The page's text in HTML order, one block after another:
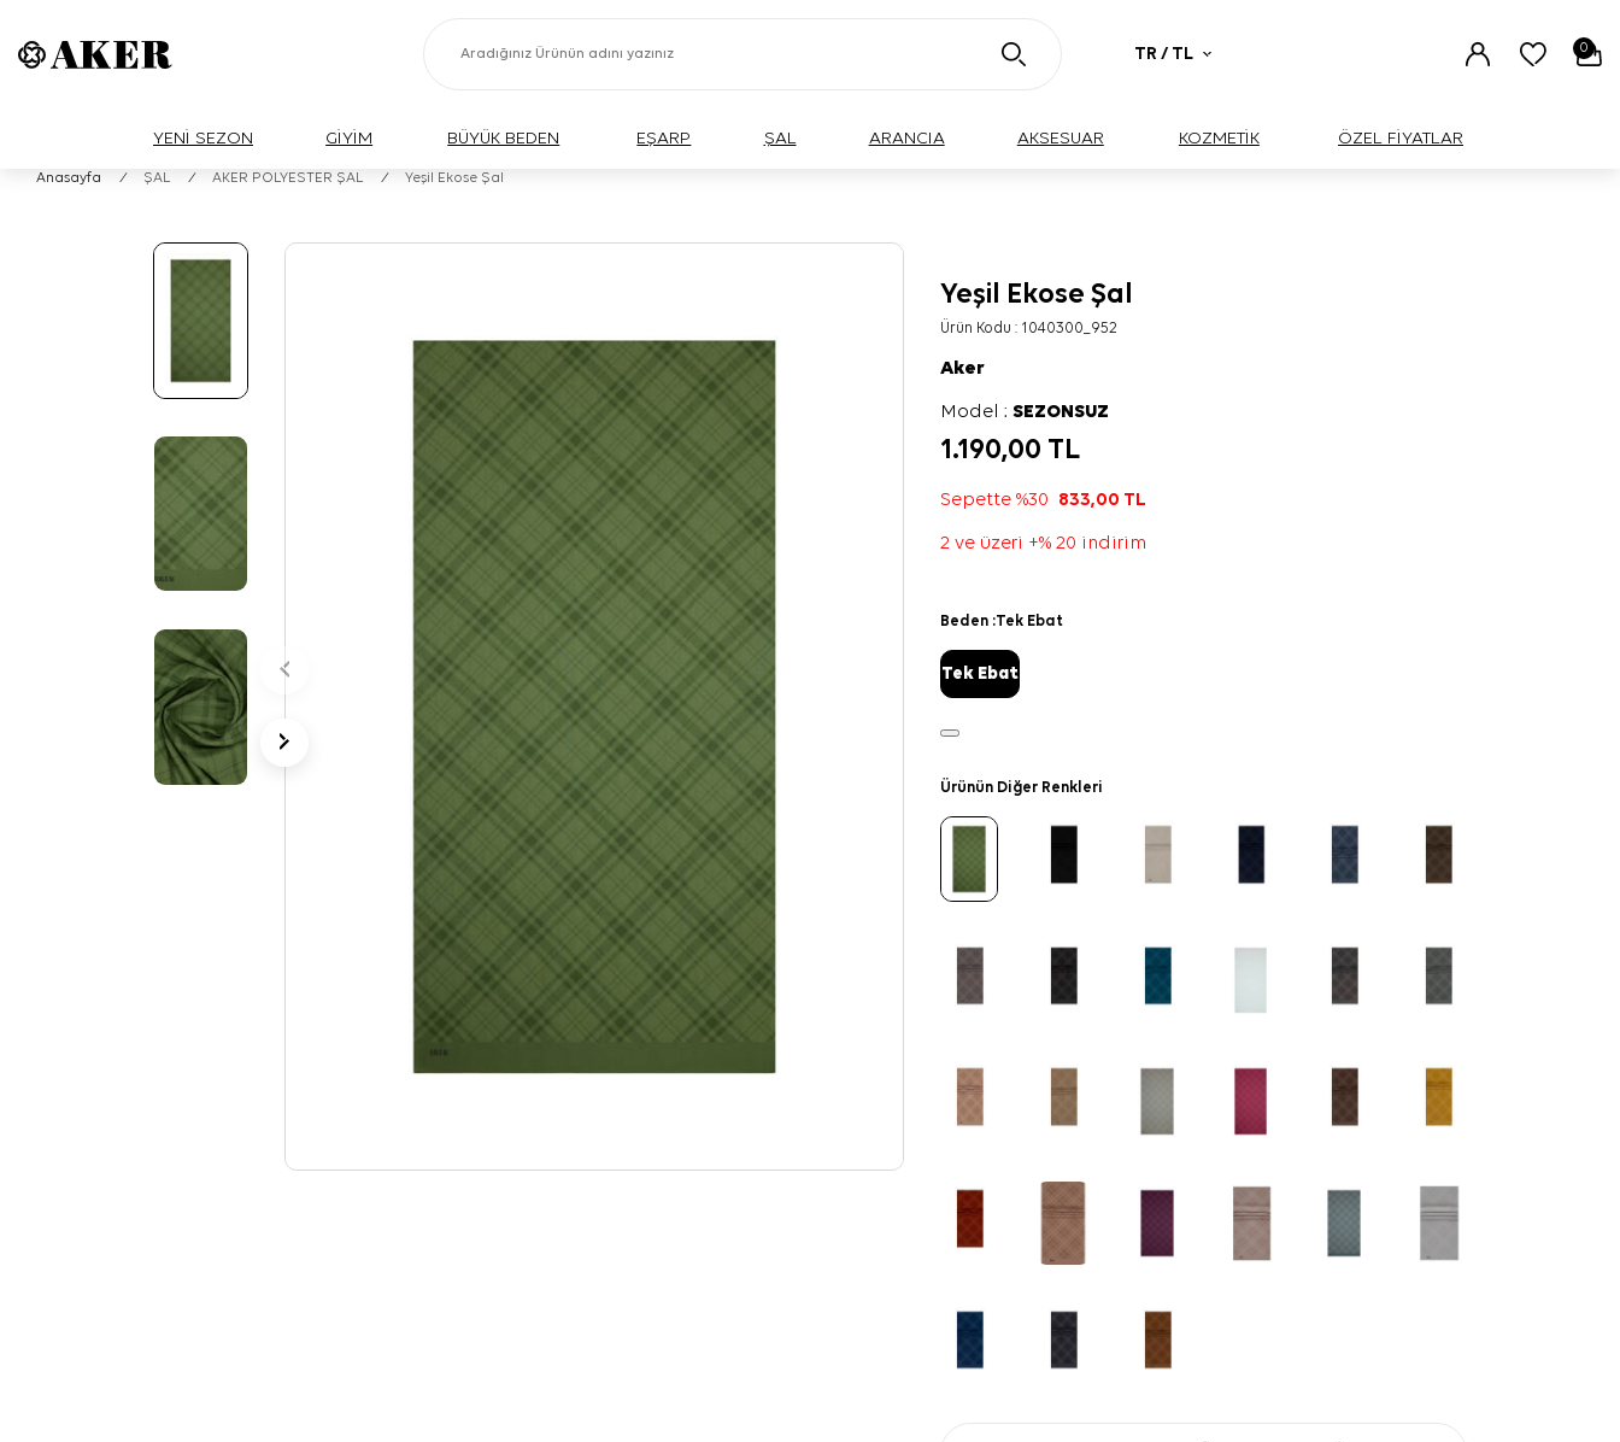
TR / TL 0
YENİ SEZON GİYİM BÜYÜK BEDEN EŞARP ŞAL ARANCIA AKSESUAR KOZMETİK ÖZEL FİYATLAR
Anasayfa / ŞAL / AKER POLYESTER ŞAL / Yeşil Ekose Şal
Yeşil Ekose Şal
Ürün Kodu : 1040300_952
Aker
Model :SEZONSUZ
1.190,00 TL
Sepette %30 833,00 TL
2 ve üzeri +% 20 indirim
Beden :Tek Ebat
Tek Ebat
Ürünün Diğer Renkleri